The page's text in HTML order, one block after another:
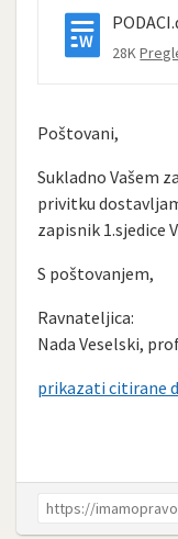
28K
Poštovani,
Sukladno Vašem
privitku
zapisnik 1.sjedice
S poštovanjem,
Ravnateljica:
Nada Veselski,
prikazati citirane